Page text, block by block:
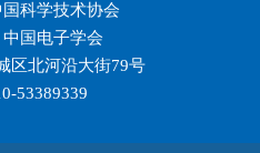
科学技术协会
国电子学会
区北河沿大街79号
53389339